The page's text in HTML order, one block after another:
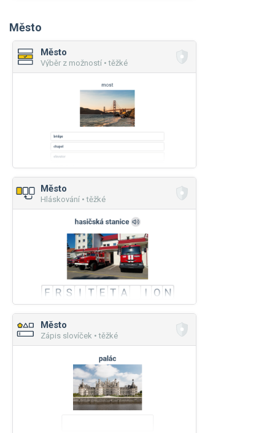
Město
Město
Výběr z možností • těžké
Město
Hláskování • těžké
Město
Zápis slovíček • těžké